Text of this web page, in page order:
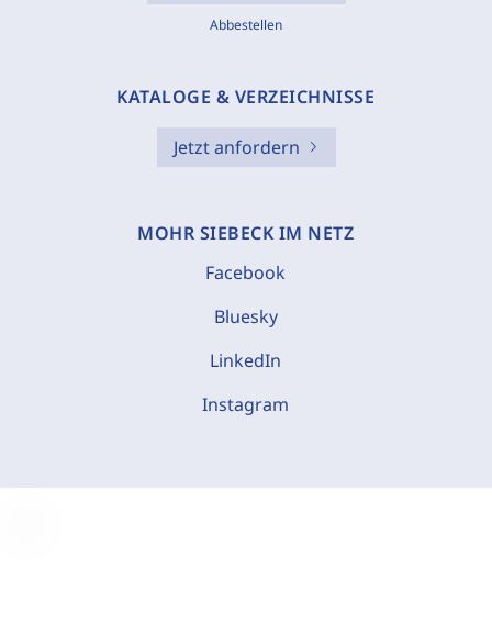
Abbestellen
KATALOGE & VERZEICHNISSE
Jetzt anfordern
MOHR SIEBECK IM NETZ
Facebook
Bluesky
LinkedIn
Instagram